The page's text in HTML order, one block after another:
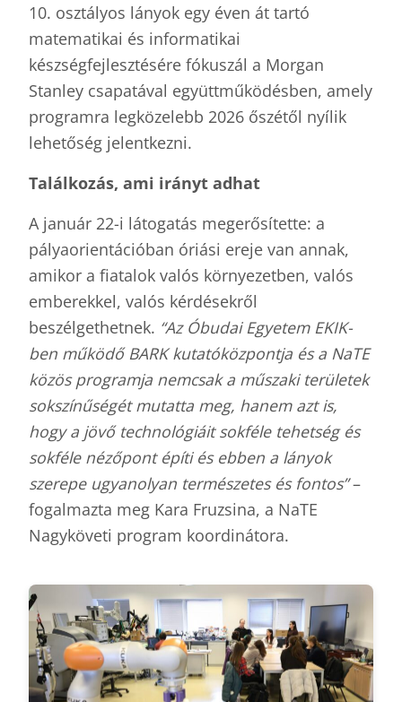
10. osztályos lányok egy éven át tartó
matematikai és informatikai
készségfejlesztésére fókuszál a Morgan
Stanley csapatával együttműködésben, amely
programra legközelebb 2026 őszétől nyílik
lehetőség jelentkezni.
Találkozás, ami irányt adhat
A január 22-i látogatás megerősítette: a
pályaorientációban óriási ereje van annak,
amikor a fiatalok valós környezetben, valós
emberekkel, valós kérdésekről
beszélgethetnek. “Az Óbudai Egyetem EKIK-
ben működő BARK kutatóközpontja és a NaTE
közös programja nemcsak a műszaki területek
sokszínűségét mutatta meg, hanem azt is,
hogy a jövő technológiáit sokféle tehetség és
sokféle nézőpont építi és ebben a lányok
szerepe ugyanolyan természetes és fontos”–
fogalmazta meg Kara Fruzsina, a NaTE
Nagyköveti program koordinátora.